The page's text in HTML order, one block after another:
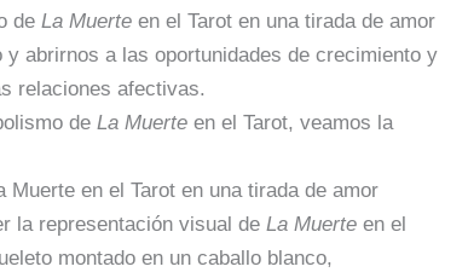
deLa Muerte en el Tarot en una tirada de amor
abrirnos a las oportunidades de crecimiento y
relaciones afectivas.
deLa Muerte en el Tarot, veamos la
la representación visual deLa Muerte en el
montado en un caballo blanco,